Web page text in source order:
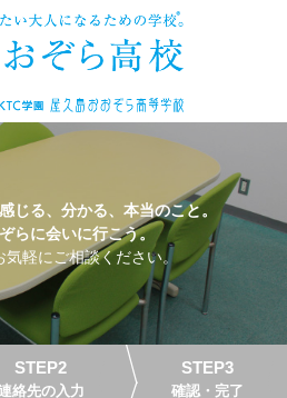
じる、分かる、本当のこと。
らに会いに行こう。
気軽にご相談ください。
STEP2
絡先の入力
STEP3
確認・完了